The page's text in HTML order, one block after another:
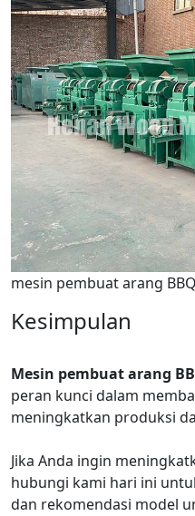
mesin pembuat arang BBQ
Kesimpulan
Mesin pembuat arang
peran kunci dalam
meningkatkan produksi
Jika Anda ingin
hubungi kami hari ini
dan rekomendasi model